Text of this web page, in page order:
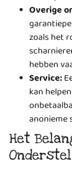
Overige
zoals het
hebben
Service:
kan
anonieme
Het